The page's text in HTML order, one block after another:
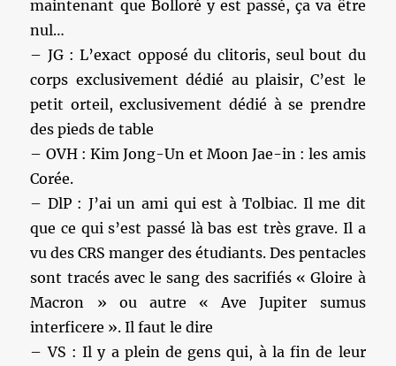
maintenant que Bolloré y est passé, ça va être
nul…
– JG : L’exact opposé du clitoris, seul bout du
corps exclusivement dédié au plaisir, C’est le
petit orteil, exclusivement dédié à se prendre
des pieds de table
– OVH : Kim Jong-Un et Moon Jae-in : les amis
Corée.
– DlP : J’ai un ami qui est à Tolbiac. Il me dit
que ce qui s’est passé là bas est très grave. Il a
vu des CRS manger des étudiants. Des pentacles
sont tracés avec le sang des sacrifiés « Gloire à
Macron » ou autre « Ave Jupiter sumus
interficere ». Il faut le dire
– VS : Il y a plein de gens qui, à la fin de leur